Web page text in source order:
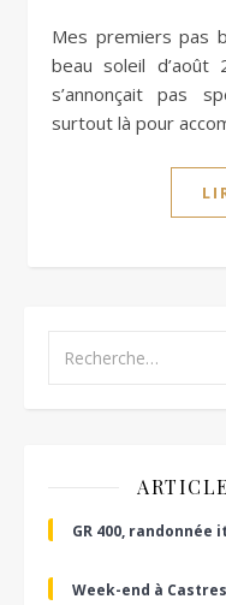
Mes premiers pas bruxellois, je les ai fait sous un
beau soleil
s’annonçait pas
surtout là pour
GR 400,
Week-end à Castres